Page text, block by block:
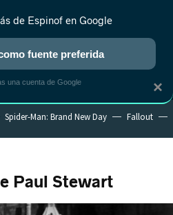
NUEVO
ANIME RANKINGS CINE
Spider-Man: Brand New Day Fallout
Paul Stewart
×
de Espinof en Google
fuente preferida
una cuenta de Google